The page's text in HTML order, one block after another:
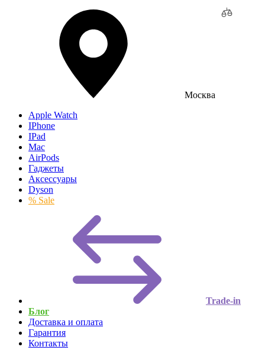
Москва
Apple Watch
IPhone
IPad
Mac
AirPods
Гаджеты
Аксессуары
Dyson
% Sale
Trade-in
Блог
Доставка и оплата
Гарантия
Контакты